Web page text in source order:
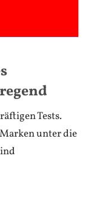
Tests.
unter die